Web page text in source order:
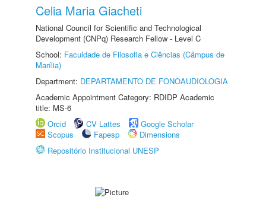
Celia Maria Giacheti
National Council for Scientific and Technological
Development (CNPq) Research Fellow - Level C
School: Faculdade de Filosofia e Ciências (Câmpus de
Marília)
Department: DEPARTAMENTO DE FONOAUDIOLOGIA
Academic Appointment Category: RDIDP Academic
title: MS-6
Orcid
CV Lattes
Google Scholar
Scopus
Fapesp
Dimensions
Repositório Institucional UNESP